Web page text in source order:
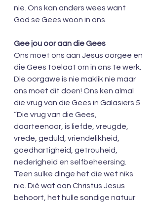
nie. Ons kan anders wees want
God se Gees woon in ons.
Gee jou oor aan die Gees
Ons moet ons aan Jesus oorgee en
die Gees toelaat om in ons te werk.
Die oorgawe is nie maklik nie maar
ons moet dit doen! Ons ken almal
die vrug van die Gees in Galasiers 5
“Die vrug van die Gees,
daarteenoor, is liefde, vreugde,
vrede, geduld, vriendelikheid,
goedhartigheid, getrouheid,
nederigheid en selfbeheersing.
Teen sulke dinge het die wet niks
nie. Dié wat aan Christus Jesus
behoort, het hulle sondige natuur